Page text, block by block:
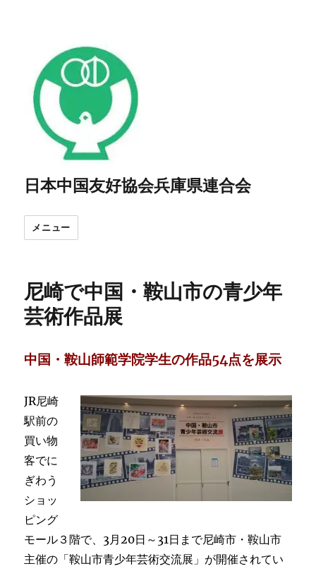
日本中国友好協会兵庫県連合会
メニュー
尼崎で中国・鞍山市の青少年
芸術作品展
中国・鞍山師範学院学生の作品54点を展示
JR尼崎
駅前の
買い物
客でに
ぎわう
ショッ
ピング
モール３階で、3月20日～31日まで尼崎市・鞍山市
主催の「鞍山市青少年芸術交流展」が開催されてい